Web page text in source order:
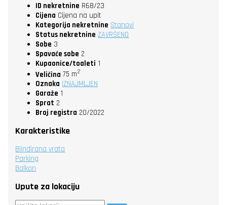
ID nekretnine R68/23
Cijena Cijena na upit
Kategorija nekretnine Stanovi
Status nekretnine ZAVRŠENO
Sobe 3
Spavaće sobe 2
Kupaonice/toaleti 1
Veličina 75 m2
Oznaka IZNAJMLJEN
Garaže 1
Sprat 2
Broj registra 20/2022
Karakteristike
Blindirana vrata
Parking
Balkon
Upute za lokaciju